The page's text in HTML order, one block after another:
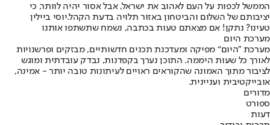
הממשל לכפות על העם לאהוב את ישראל, אבל אסור יהיה לוותר, כי
יציבותם של השלום והביטחון באזור תלויה בדעת הקהל.יוסי ביילין
טעינו? נתקן! אם מצאתם טעות בכתבה, נשמח שתשתפו אותנו
מערכת היום
מערכת "היום“ מפיקה ומעדכנת תכנים חדשותיים, מבזקים ופרשנויות
לאורך כל שעות היממה. התוכן נערך בקפדנות, נבדק עובדתית ומוגש
לציבור מתוך האמונה שהקוראים ראויים לעיתונות טובה יותר - אמינה,
אובייקטיבית ועניינית.
מדורים
ספורט
דעות